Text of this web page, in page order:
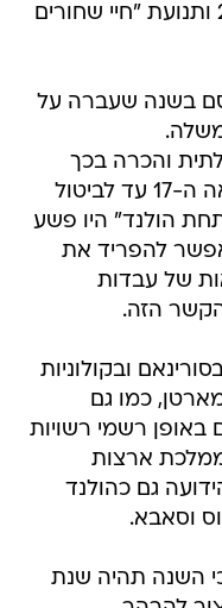
בשנה שעברה על
והכרה בכך
הולנד" היו פשע
אפשר להפריד את
של עבדות
הזה.
ובקולוניות
באופן רשמי רשויות
ארצות
גם כהולנד
וסאבא.
השנה תהיה שנת
עדיין